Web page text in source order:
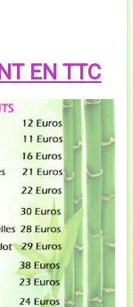
EN TTC